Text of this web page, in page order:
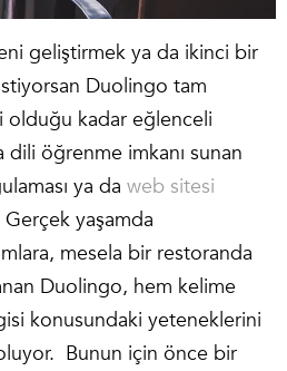
geliştirmek ya da ikinci bir
Duolingo tam
olduğu kadar eğlenceli
dili öğrenme imkanı sunan
ya da web sitesi
yaşamda
mesela bir restoranda
Duolingo, hem kelime
konusundaki yeteneklerini
Bunun için önce bir